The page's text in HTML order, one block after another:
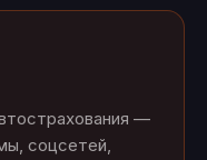
—
соцсетей,